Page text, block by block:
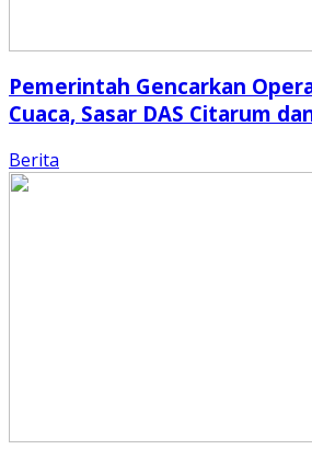
Pemerintah Gencarkan
Cuaca, Sasar DAS Citarum
Berita